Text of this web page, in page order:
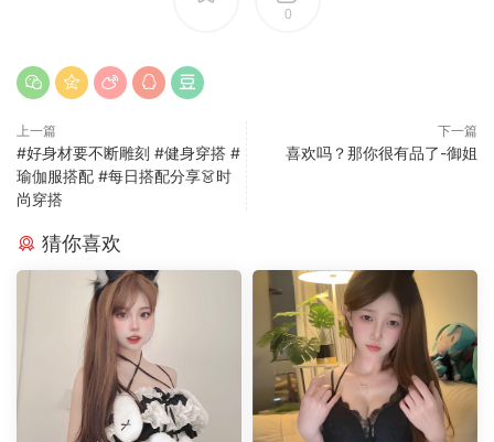
0
上一篇
#好身材要不断雕刻 #健身穿搭 #
瑜伽服搭配 #每日搭配分享👗时
尚穿搭
下一篇
喜欢吗？那你很有品了-御姐
猜你喜欢